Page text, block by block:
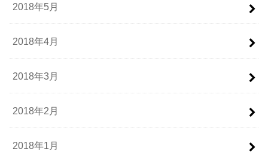
2018年5月
2018年4月
2018年3月
2018年2月
2018年1月